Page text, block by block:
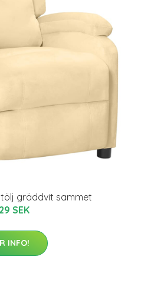
gräddvit sammet
SEK
INFO!